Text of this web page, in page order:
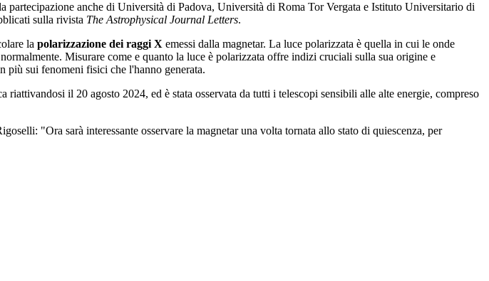
anche di Università di Padova, Università di Roma Tor Vergata e Istituto Universitario di
sulla rivista The Astrophysical Journal Letters.
la polarizzazione dei raggi X emessi dalla magnetar. La luce polarizzata è quella in cui le onde
Misurare come e quanto la luce è polarizzata offre indizi cruciali sulla sua origine e
più sui fenomeni fisici che l'hanno generata.
il 20 agosto 2024, ed è stata osservata da tutti i telescopi sensibili alle alte energie, compreso
"Ora sarà interessante osservare la magnetar una volta tornata allo stato di quiescenza, per